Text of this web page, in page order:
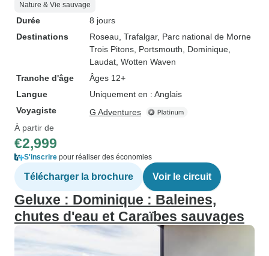
Nature & Vie sauvage
Durée
8 jours
Destinations
Roseau , Trafalgar, Parc national de Morne
Trois Pitons , Portsmouth, Dominique
Laudat , Wotten Waven
Tranche d'âge
Âges 12+
Langue
Uniquement en : Anglais
Voyagiste
G Adventures
À partir de
€2,999
S'inscrire pour réaliser des économies
Télécharger la brochure Voir le circuit
Geluxe : Dominique : Baleines,
chutes d'eau et Caraïbes sauvages